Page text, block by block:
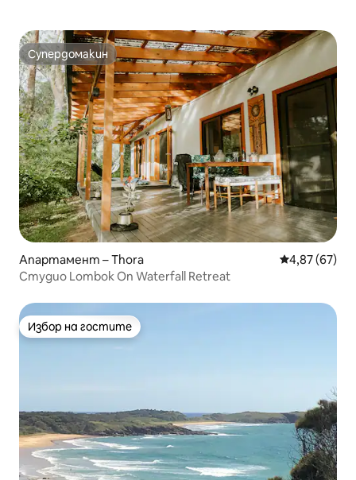
Супердомакин
Супердомакин
Апартамент – Thora Средна
4,87 (67)
Студио Lombok On Waterfall Retreat
Избор на гостите
Избор на гостите